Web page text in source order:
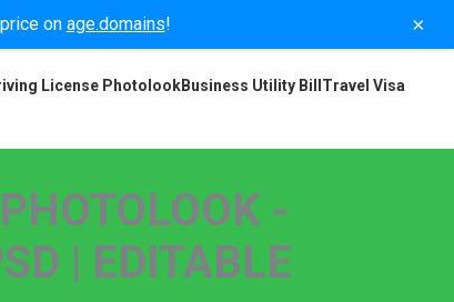
on age.domains! ×
License PhotolookBusiness Utility Bill Travel Visa
-
| EDITABLE